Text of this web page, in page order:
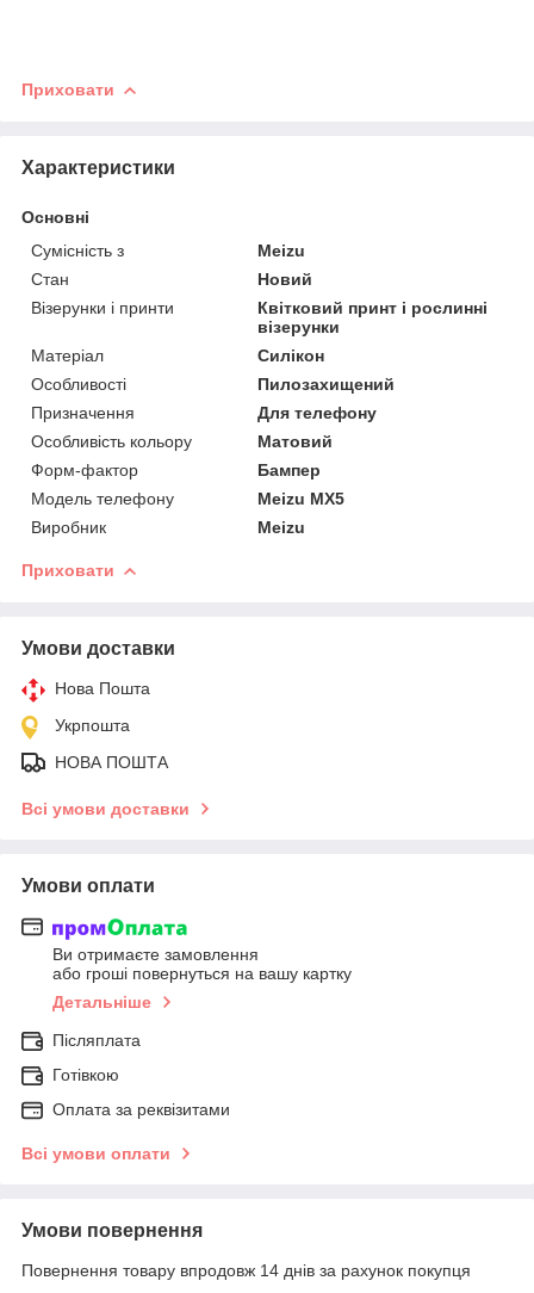
Приховати
Характеристики
Основні
Сумісність з
Meizu
Стан
Новий
Візерунки і принти
Квітковий принт і рослинні
візерунки
Матеріал
Силікон
Особливості
Пилозахищений
Призначення
Для телефону
Особливість кольору
Матовий
Форм-фактор
Бампер
Модель телефону
Meizu MX5
Виробник
Meizu
Приховати
Умови доставки
Нова Пошта
Укрпошта
НОВА ПОШТА
Всі умови доставки
Умови оплати
Ви отримаєте замовлення
або гроші повернуться на вашу картку
Детальніше
Післяплата
Готівкою
Оплата за реквізитами
Всі умови оплати
Умови повернення
Повернення товару впродовж 14 днів за рахунок покупця